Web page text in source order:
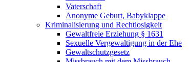
Vaterschaft
Anonyme Geburt, Babyklappe
Kriminalisierung und Rechtlosigkeit
Gewaltfreie Erziehung § 1631
Sexuelle Vergewaltigung in der Ehe
Gewaltschutzgesetz